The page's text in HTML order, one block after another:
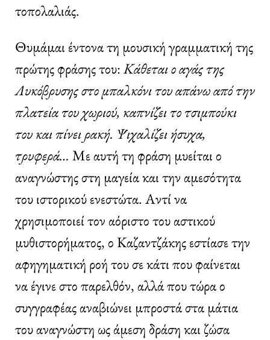
τοπολαλιάς.
Θυμάμαι έντονα τη μουσική γραμματική της
πρώτης φράσης του:Κάθεται ο αγάς της
Λυκόβρυσης στο μπαλκόνι του απάνω από την
πλατεία του χωριού, καπνίζει το τσιμπούκι
του και πίνει ρακή. Ψιχαλίζει ήσυχα,
τρυφερά… Με αυτή τη φράση μυείται ο
αναγνώστης στη μαγεία και την αμεσότητα
του ιστορικού ενεστώτα. Αντί να
χρησιμοποιεί τον αόριστο του αστικού
μυθιστορήματος, ο Καζαντζάκης εστίασε την
αφηγηματική ροή του σε κάτι που φαίνεται
να έγινε στο παρελθόν, αλλά που τώρα ο
συγγραφέας αναβιώνει μπροστά στα μάτια
του αναγνώστη ως άμεση δράση και ζώσα